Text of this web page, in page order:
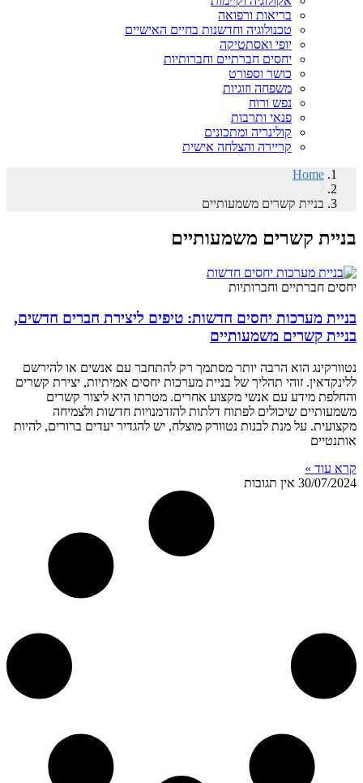
בריאות ורפואה
טכנולוגיה וחדשנות בחיים האישיים
יופי ואסתטיקה
יחסים חברתיים וחברותיות
כושר וספורט
משפחה וזוגיות
נפש ורוח
פנאי ותרבות
קולינריה ומתכונים
קריירה והצלחה אישית
Home
/
בניית קשרים משמעותיים
בניית קשרים משמעותיים
יחסים חברתיים וחברותיות
בניית מערכות יחסים חדשות: טיפים ליצירת חברים חדשים,
בניית קשרים משמעותיים
נטוורקינג הוא הרבה יותר מסתמך רק להתחבר עם אנשים או להירשם
ללינקדאין. זוהי תהליך של בניית מערכות יחסים אמיתיות, יצירת קשרים
והחלפת מידע עם אנשי מקצוע אחרים. מטרתו היא ליצור קשרים
משמעותיים שיכולים לפתוח דלתות להזדמנויות חדשות ולצמיחה
מקצועית. על מנת לבנות נטוורק מוצלח, יש להגדיר יעדים ברורים, להיות
אותנטיים
קרא עוד »
30/07/2024 אין תגובות